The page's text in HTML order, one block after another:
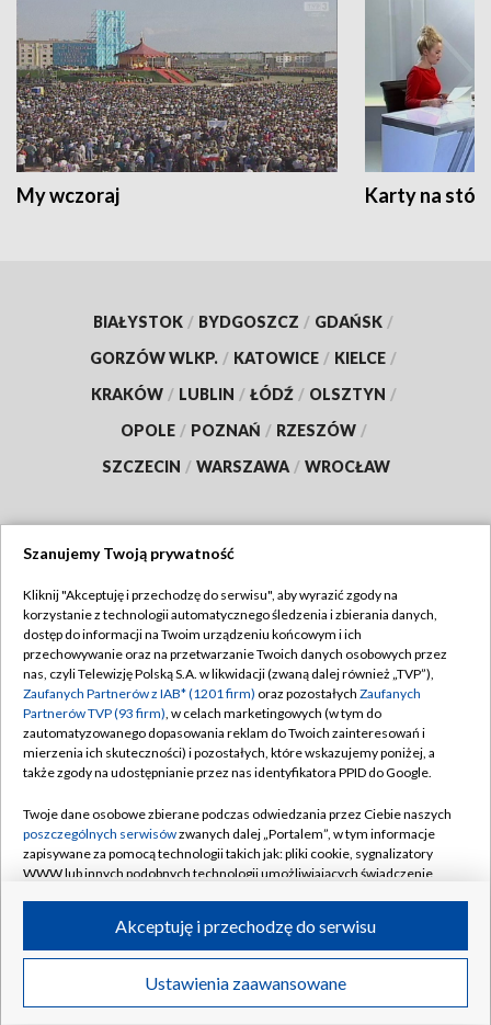
My wczoraj Karty na
BIAŁYSTOK / BYDGOSZCZ / GDAŃSK /
GORZÓW WLKP. / KATOWICE / KIELCE /
KRAKÓW / LUBLIN / ŁÓDŹ / OLSZTYN /
OPOLE / POZNAŃ / RZESZÓW /
SZCZECIN / WARSZAWA / WROCŁAW
TVP
Abonament TVP
Emisja w TVP
Centrum informacji TVP
Naziemna Telewizja Cyfrowa
Rada Programowa
System NOS
Informacje o nadawcy
Program dla prasy
Ogłoszenie przetargowe
Regulamin TVP
Polityka prywatności
Moje zgody
Pomoc
Kontakt
Kanały
©2026 Telewizja Polska S.A. w likwidacji
Szanujemy Twoją prywatność
Kliknij "Akceptuję i przechodzę do serwisu", aby wyrazić zgody na
korzystanie z technologii automatycznego śledzenia i zbierania danych,
dostęp do informacji na Twoim urządzeniu końcowym i ich
przechowywanie oraz na przetwarzanie Twoich danych osobowych przez
nas, czyli Telewizję Polską S.A. w likwidacji (zwaną dalej również „TVP”),
Zaufanych Partnerów z IAB* (1201 firm) oraz pozostałych Zaufanych
Partnerów TVP (93 firm), w celach marketingowych (w tym do
zautomatyzowanego dopasowania reklam do Twoich zainteresowań i
mierzenia ich skuteczności) i pozostałych, które wskazujemy poniżej, a
także zgody na udostępnianie przez nas identyfikatora PPID do Google.
Twoje dane osobowe zbierane podczas odwiedzania przez Ciebie naszych
poszczególnych serwisówzwanych dalej „Portalem”, w tym informacje
zapisywane za pomocą technologii takich jak: pliki cookie, sygnalizatory
WWW lub innych podobnych technologii umożliwiających świadczenie
ruchu w Internecie.
Twoje dane osobowe zbierane podczas odwiedzania przez Ciebie
poszczególnych serwisówna Portalu, takie jak adresy IP, identyfikatory
Ustawienia zaawansowane
Akceptuję i przechodzę do serwisu